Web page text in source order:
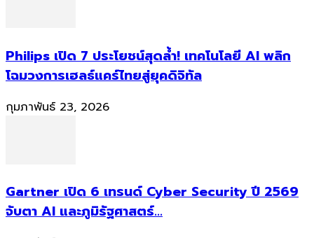
Philips เปิด 7 ประโยชน์สุดล้ำ! เทคโนโลยี AI พลิก
โฉมวงการเฮลธ์แคร์ไทยสู่ยุคดิจิทัล
กุมภาพันธ์ 23, 2026
Gartner เปิด 6 เทรนด์ Cyber Security ปี 2569
จับตา AI และภูมิรัฐศาสตร์...